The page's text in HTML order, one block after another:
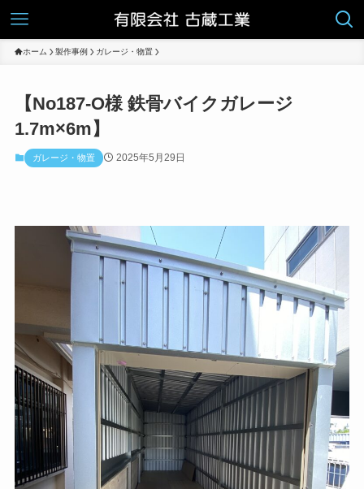
ホーム 製作事例 ガレージ・物置
【No187-O様 鉄骨バイクガレージ
1.7m×6m】
ガレージ・物置 2025年5月29日